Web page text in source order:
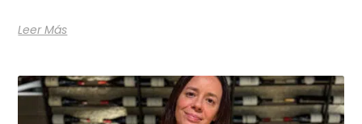
Leer Más